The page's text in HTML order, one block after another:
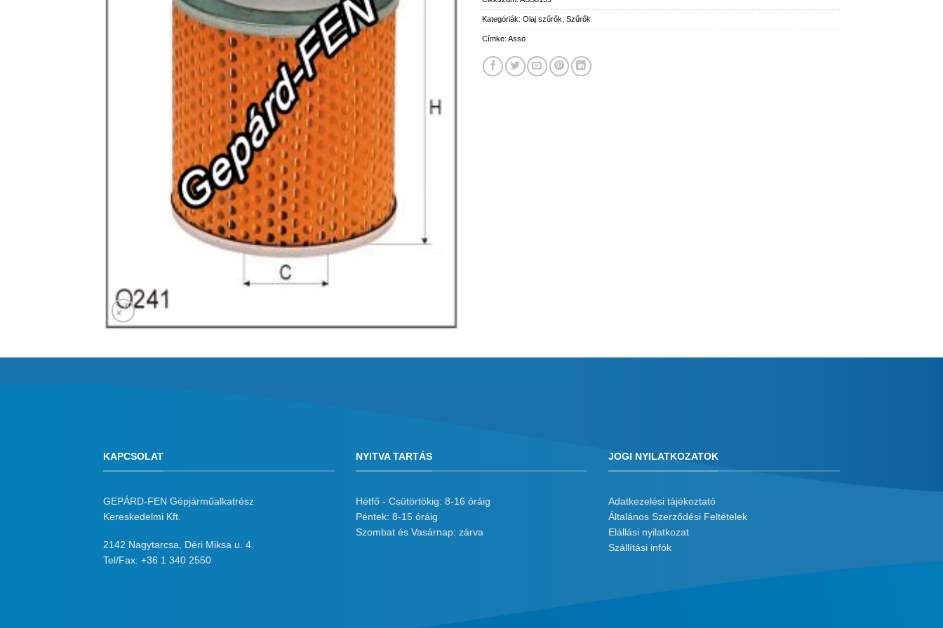
Kategóriák: Olaj szűrők Szűrők
Címke: Asso
KAPCSOLAT
GEPÁRD-FEN Gépjárműalkatrész
Kereskedelmi Kft.
2142 Nagytarcsa, Déri Miksa u. 4.
Tel/Fax: +36 1 340 2550
NYITVA TARTÁS
Hétfő - Csütörtökig: 8-16 óráig
Péntek: 8-15 óráig
Szombat és Vasárnap: zárva
JOGI NYILATKOZATOK
Adatkezelési tájékoztató
Általános Szerződési Feltételek
Elállási nyilatkozat
Szállítási infók